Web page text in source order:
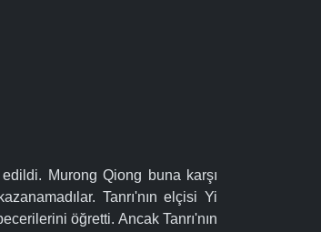
Murong Qiong buna karşı
Tanrı'nın elçisi Yi
öğretti. Ancak Tanrı'nın